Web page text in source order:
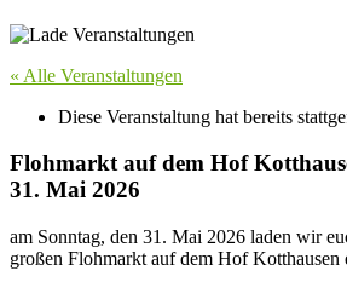
« Alle Veranstaltungen
Diese Veranstaltung hat bereits
Flohmarkt auf dem Hof
31. Mai 2026
am Sonntag, den 31. Mai 2026 laden wir
großen Flohmarkt auf dem Hof Kotthausen